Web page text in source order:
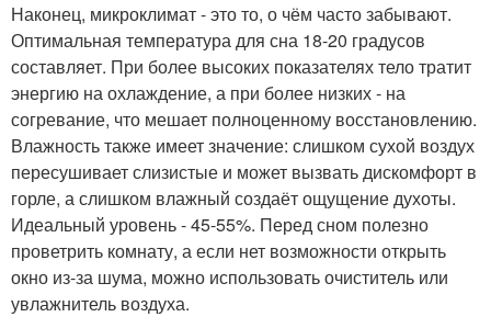
Наконец, микроклимат - это то, о чём часто забывают.
Оптимальная температура для сна 18-20 градусов
составляет. При более высоких показателях тело тратит
энергию на охлаждение, а при более низких - на
согревание, что мешает полноценному восстановлению.
Влажность также имеет значение: слишком сухой воздух
пересушивает слизистые и может вызвать дискомфорт в
горле, а слишком влажный создаёт ощущение духоты.
Идеальный уровень - 45-55%. Перед сном полезно
проветрить комнату, а если нет возможности открыть
окно из-за шума, можно использовать очиститель или
увлажнитель воздуха.